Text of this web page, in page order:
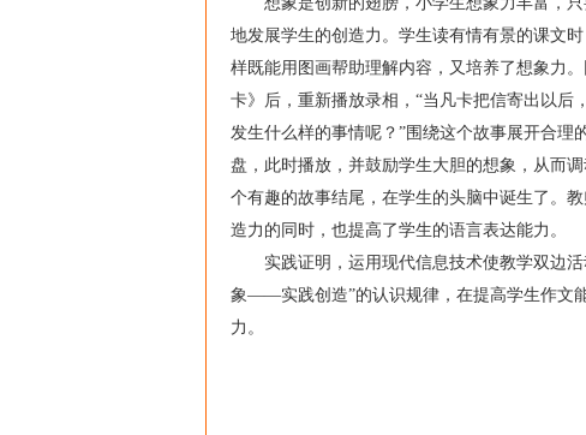
地发展学生的创造力。学生读有情有景的课文
样既能用图画帮助理解内容，又培养了想象力
卡》后，重新播放录相，“当凡卡把信寄出以后
发生什么样的事情呢？”围绕这个故事展开合理
盘，此时播放，并鼓励学生大胆的想象，从而
个有趣的故事结尾，在学生的头脑中诞生了。
造力的同时，也提高了学生的语言表达能力。
实践证明，运用现代信息技术使教学双边活
象——实践创造”的认识规律，在提高学生作文
力。